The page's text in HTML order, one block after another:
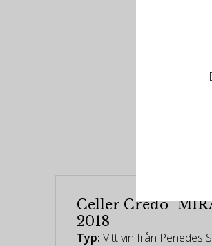
Celler Credo
2018
Typ: Vitt vin från Penedes